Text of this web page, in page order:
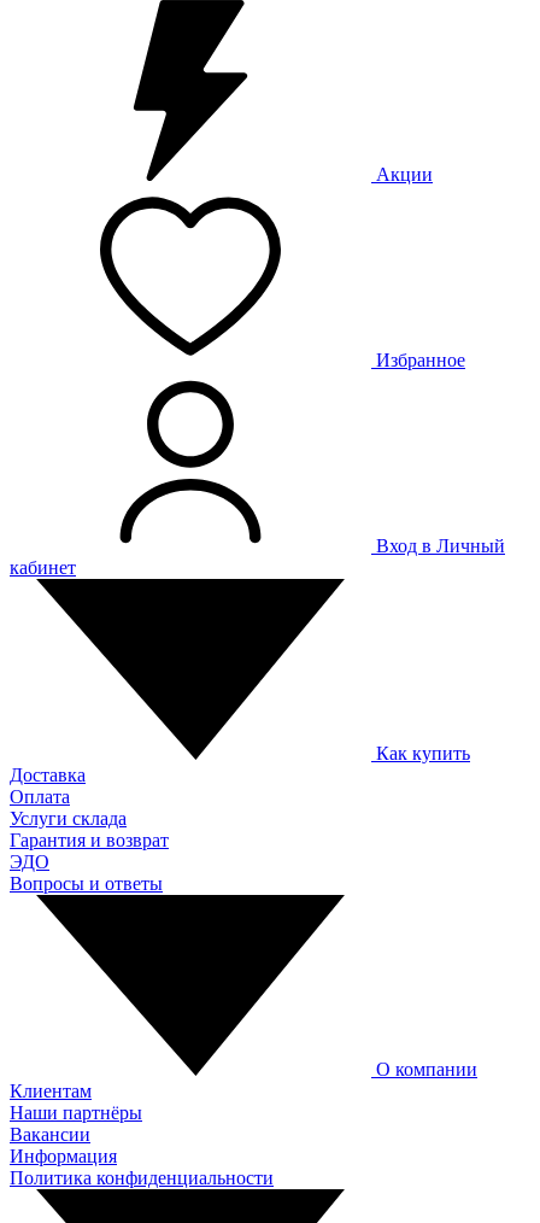
Акции
Избранное
Вход в Личный
кабинет
Как купить
Доставка
Оплата
Услуги склада
Гарантия и возврат
ЭДО
Вопросы и ответы
О компании
Клиентам
Наши партнёры
Вакансии
Информация
Политика конфиденциальности